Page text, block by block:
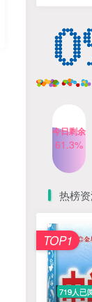
今日剩余
61.3%
热榜
719人已
TOP1